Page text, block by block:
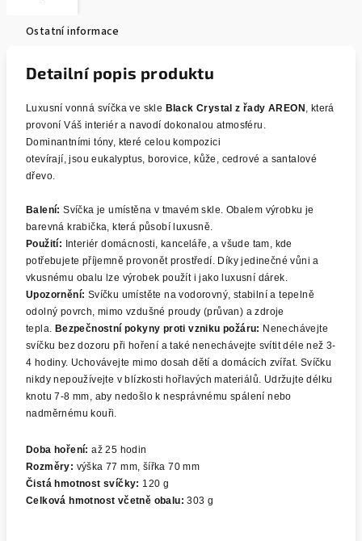
Ostatní informace
Detailní popis produktu
Luxusní vonná svíčka ve skle Black Crystal z řady AREON , která
provoní Váš interiér a navodí dokonalou atmosféru.
Dominantními tóny, které celou kompozici
otevírají, jsou eukalyptus, borovice, kůže, cedrové a santalové
dřevo.
Balení: Svíčka je umístěna v tmavém skle. Obalem výrobku je
barevná krabička, která působí luxusně.
Použití: Interiér domácnosti, kanceláře, a všude tam, kde
potřebujete příjemně provonět prostředí. Díky jedinečné vůni a
vkusnému obalu lze výrobek použít i jako luxusní dárek.
Upozornění: Svíčku umístěte na vodorovný, stabilní a tepelně
odolný povrch, mimo vzdušné proudy (průvan) a zdroje
tepla. Bezpečnostní pokyny proti vzniku požáru: Nenechávejte
svíčku bez dozoru při hoření a také nenechávejte svítit déle než 3-
4 hodiny. Uchovávejte mimo dosah dětí a domácích zvířat. Svíčku
nikdy nepoužívejte v blízkosti hořlavých materiálů. Udržujte délku
knotu 7-8 mm, aby nedošlo k nesprávnému spálení nebo
nadměrnému kouři.
Doba hoření: až 25 hodin
Rozměry: výška 77 mm, šířka 70 mm
Čistá hmotnost svíčky: 120 g
Celková hmotnost včetně obalu: 303 g